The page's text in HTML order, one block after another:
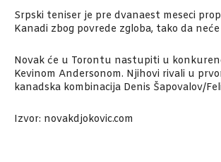
Srpski teniser je pre dvanaest meseci
Kanadi zbog povrede zgloba, tako da
Novak će u Torontu nastupiti u
Kevinom Andersonom. Njihovi rivali u
kanadska kombinacija Denis Šapovalov/
Izvor: novakdjokovic.com